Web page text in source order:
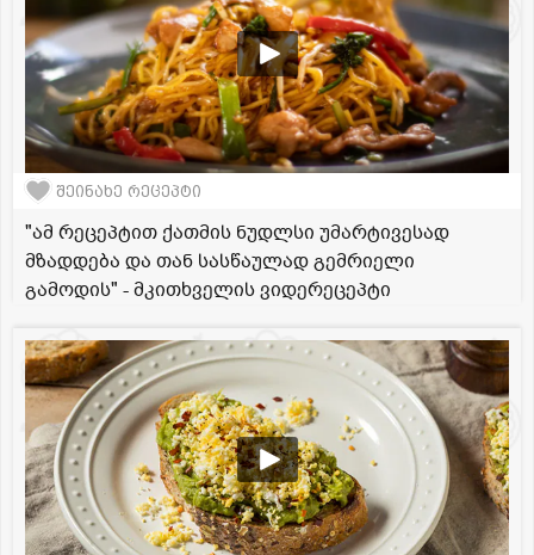
შეინახე რეცეპტი
"ამ რეცეპტით ქათმის ნუდლსი უმარტივესად
მზადდება და თან სასწაულად გემრიელი
გამოდის" - მკითხველის ვიდერეცეპტი